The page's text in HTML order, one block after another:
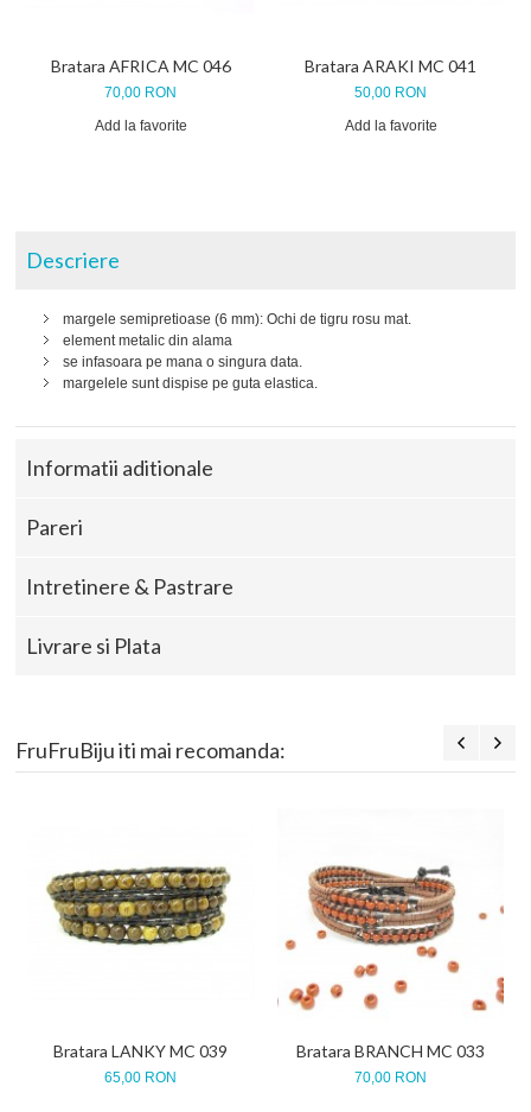
Bratara AFRICA MC 046
70,00 RON
Add la favorite
Bratara ARAKI MC 041
50,00 RON
Add la favorite
Descriere
margele semipretioase (6 mm): Ochi de tigru rosu mat.
element metalic din alama
se infasoara pe mana o singura data.
margelele sunt dispise pe guta elastica.
Informatii aditionale
Pareri
Intretinere & Pastrare
Livrare si Plata
FruFruBiju iti mai recomanda:
Bratara LANKY MC 039
65,00 RON
Bratara BRANCH MC 033
70,00 RON